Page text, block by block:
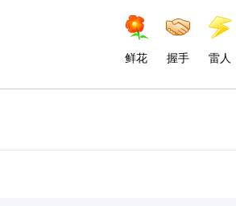
鲜花 握手 雷人